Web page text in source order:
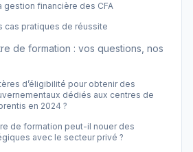
gestion financière des CFA
cas pratiques de réussite
de formation : vos questions, nos
d’éligibilité pour obtenir des
dédiés aux centres de
en 2024 ?
de formation peut-il nouer des
avec le secteur privé ?